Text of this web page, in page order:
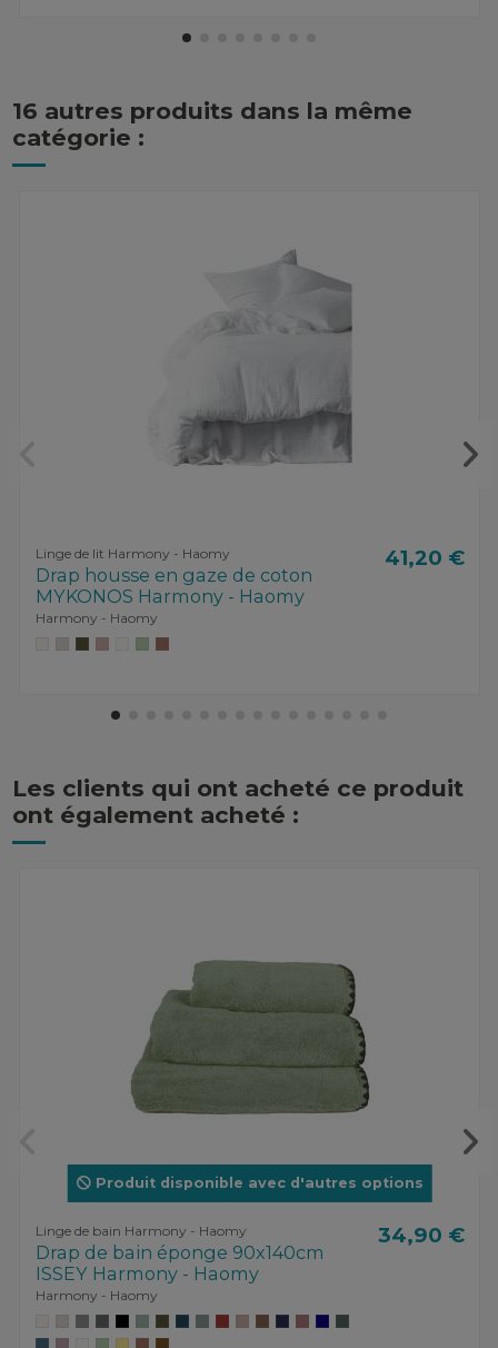
16 autres produits dans la même
catégorie :
Linge de lit Harmony - Haomy
Drap housse en gaze de coton
MYKONOS Harmony - Haomy
Harmony - Haomy
41,20 €
Les clients qui ont acheté ce produit
ont également acheté :
Produit disponible avec d'autres options
Linge de bain Harmony - Haomy
Drap de bain éponge 90x140cm
ISSEY Harmony - Haomy
Harmony - Haomy
34,90 €